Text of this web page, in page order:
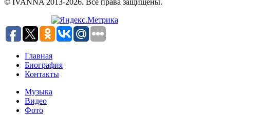
Главная
Биография
Контакты
Музыка
Видео
Фото